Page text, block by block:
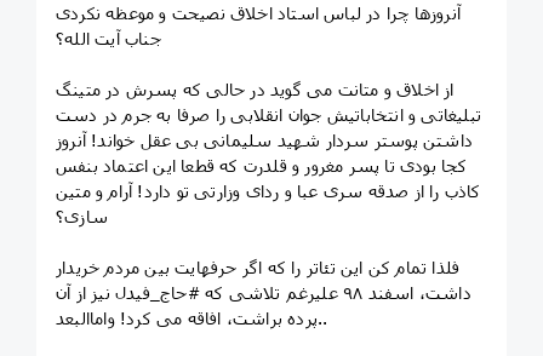
آنروزها چرا در لباس استاد اخلاق نصیحت و موعظه نکردی
جناب آیت الله؟
از اخلاق و متانت می گوید در حالی که پسرش در متینگ
تبلیغاتی و انتخاباتیش جوان انقلابی را صرفا به جرم در دست
داشتن پوستر سردار شهید سلیمانی بی عقل خواند! آنروز
کجا بودی تا پسر مغرور و قلدرت که قطعا این اعتماد بنفس
کاذب را از صدقه سری عبا و ردای وزارتی تو دارد! آرام و متین
سازی؟
فلذا تمام کن این تئاتر را که اگر حرفهایت بین مردم خریدار
داشت، اسفند ۹۸ علیرغم تلاشی که #حاج_فیدل نیز از آن
پرده براشت، افاقه می کرد! واماالبعد..